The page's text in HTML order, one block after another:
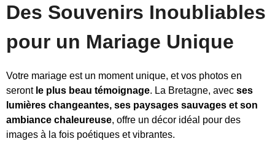
Des Souvenirs Inoubliables
pour un Mariage Unique
Votre mariage est un moment unique, et vos photos en
seront le plus beau témoignage. La Bretagne, avec ses
lumières changeantes, ses paysages sauvages et son
ambiance chaleureuse, offre un décor idéal pour des
images à la fois poétiques et vibrantes.